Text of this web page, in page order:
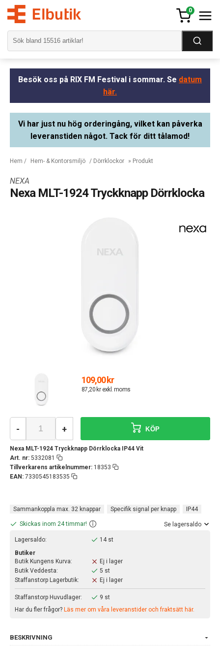
0
Besök oss på RIX FM Festival i sommar. Se datum
här.
Vi har just nu hög orderingång, vilket kan påverka
leveranstiden något. Tack för ditt tålamod!
Hem / Hem- & Kontorsmiljö / Dörrklockor » Produkt
NEXA
Nexa MLT-1924 Tryckknapp Dörrklocka
109,00 kr
87,20 kr exkl. moms
Nexa MLT-1924 Tryckknapp Dörrklocka IP44 Vit
Art. nr: 5332081
Tillverkarens artikelnummer: 18353
EAN: 7330545183535
- + KÖP
Sammankoppla max. 32 knappar Specifik signal per knapp IP44
Skickas inom 24 timmar! Se lagersaldo
Lagersaldo:
14 st
Butiker
Butik Kungens Kurva:
Ej i lager
Butik Veddesta:
5 st
Staffanstorp Lagerbutik:
Ej i lager
Staffanstorp Huvudlager:
9 st
Har du fler frågor? Läs mer om våra leveranstider och fraktsätt här.
BESKRIVNING